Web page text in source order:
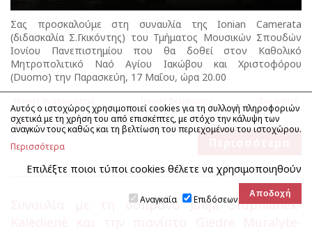
Σας προσκαλούμε στη συναυλία της Ionian Camerata
(διδασκαλία Σ.Γκικόντης) του Τμήματος Μουσικών Σπουδών
Ιονίου Πανεπιστημίου που θα δοθεί στον Καθολικό
Μητροπολιτικό Ναό Αγίου Ιακώβου και Χριστοφόρου
(Duomo) την Παρασκεύη, 17 Μαΐου, ώρα 20.00
Εκπαιδευτικές Δράσεις
Συναυλία με τη σοπράνο Julija Stupnianek-
Αυτός ο ιστοχώρος χρησιμοποιεί cookies για τη συλλογή πληροφοριών
σχετικά με τη χρήση του από επισκέπτες, με στόχο την κάλυψη των
αναγκών τους καθώς και τη βελτίωση του περιεχομένου του ιστοχώρου.
Περισσότερα
Επιλέξτε ποιοι τύποι cookies θέλετε να χρησιμοποιηθούν
Αναγκαία Επιδόσεων